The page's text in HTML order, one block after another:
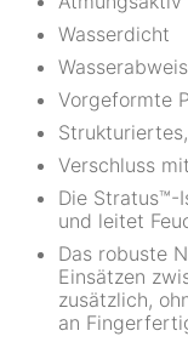
Wasserdicht
Vorgeformte
Verschluss
Die Stratus™-
und leitet
Das robuste
Einsätzen
zusätzlich,
an